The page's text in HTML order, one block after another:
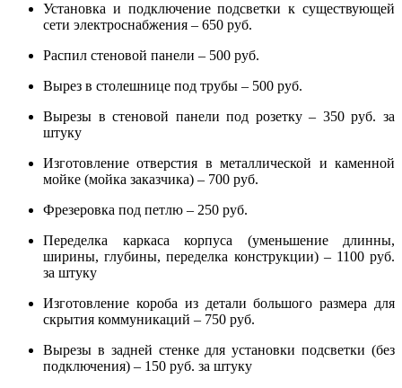
Установка и подключение подсветки к существующей
сети электроснабжения – 650 руб.
Распил стеновой панели – 500 руб.
Вырез в столешнице под трубы – 500 руб.
Вырезы в стеновой панели под розетку – 350 руб. за
штуку
Изготовление отверстия в металлической и каменной
мойке (мойка заказчика) – 700 руб.
Фрезеровка под петлю – 250 руб.
Переделка каркаса корпуса (уменьшение длинны,
ширины, глубины, переделка конструкции) – 1100 руб.
за штуку
Изготовление короба из детали большого размера для
скрытия коммуникаций – 750 руб.
Вырезы в задней стенке для установки подсветки (без
подключения) – 150 руб. за штуку